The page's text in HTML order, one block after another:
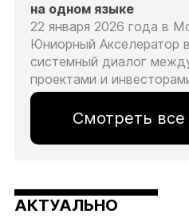
на одном языке
22 января 2026 года в
Юниорный Акселератор
системный диалог
проектами и
Смотреть все
АКТУАЛЬНО